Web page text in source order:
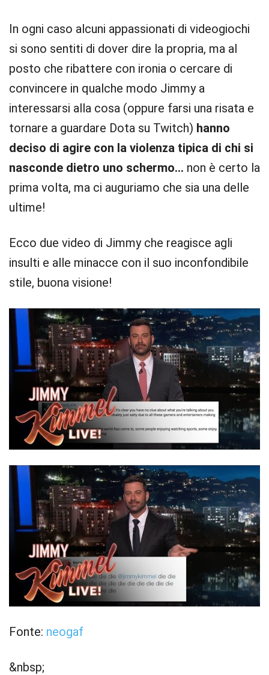
In ogni caso alcuni appassionati di videogiochi
si sono sentiti di dover dire la propria, ma al
posto che ribattere con ironia o cercare di
convincere in qualche modo Jimmy a
interessarsi alla cosa (oppure farsi una risata e
tornare a guardare Dota su Twitch) hanno
deciso di agire con la violenza tipica di chi si
nasconde dietro uno schermo… non è certo la
prima volta, ma ci auguriamo che sia una delle
ultime!
Ecco due video di Jimmy che reagisce agli
insulti e alle minacce con il suo inconfondibile
stile, buona visione!
Fonte: neogaf
&nbsp;